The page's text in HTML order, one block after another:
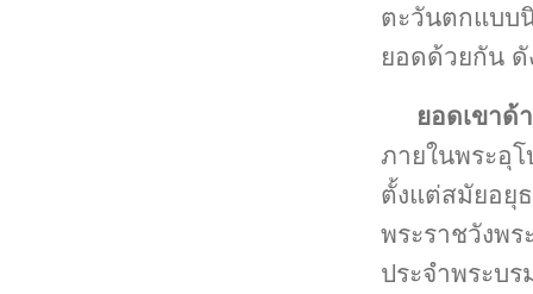
ตะวันตกแบบ
ยอดด้วยกัน ดั
ยอดเขาด้
ภายในพระอุ
ตั้งแต่สมัยอยุ
พระราชวังพ
ประจำพระบ